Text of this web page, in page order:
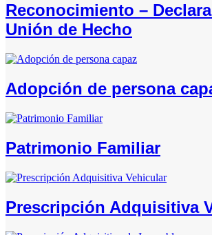
Reconocimiento –
Unión de Hecho
Adopción de persona
Patrimonio Familiar
Prescripción Adquisitiva